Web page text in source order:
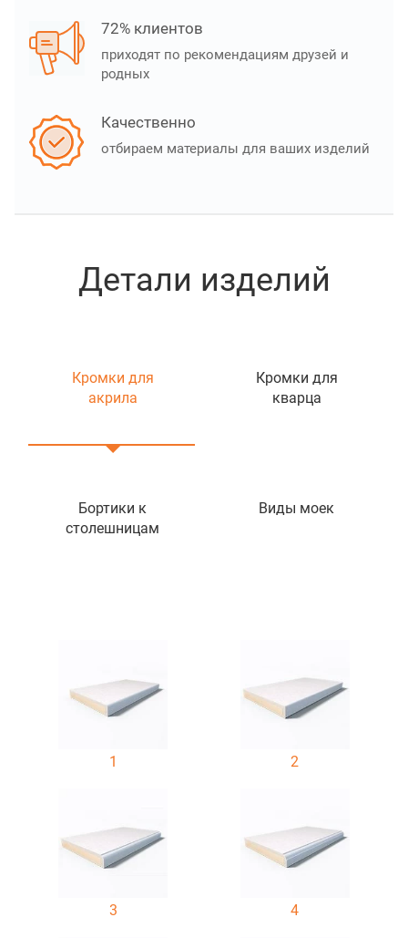
72% клиентов
приходят по рекомендациям друзей и
родных
Качественно
отбираем материалы для ваших изделий
Детали изделий
Кромки для
акрила
Кромки для
кварца
Бортики к
столешницам
Виды моек
1 2
3 4